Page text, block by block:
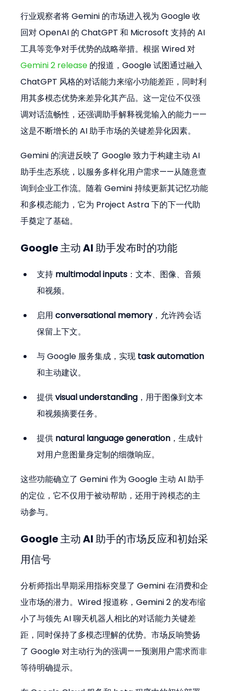
行业观察者将 Gemini 的市场进入视为 Google 收
回对 OpenAI 的 ChatGPT 和 Microsoft 支持的 AI
工具等竞争对手优势的战略举措。根据 Wired 对
Gemini 2 release 的报道，Google 试图通过融入
ChatGPT 风格的对话能力来缩小功能差距，同时利
用其多模态优势来差异化其产品。这一定位不仅强
调对话流畅性，还强调助手解释视觉输入的能力——
这是不断增长的 AI 助手市场的关键差异化因素。
Gemini 的演进反映了 Google 致力于构建主动 AI
助手生态系统，以服务多样化用户需求——从随意查
询到企业工作流。随着 Gemini 持续更新其记忆功能
和多模态能力，它为 Project Astra 下的下一代助
手奠定了基础。
Google 主动 AI 助手发布时的功能
支持 multimodal inputs ：文本、图像、音频
和视频。
启用 conversational memory，允许跨会话
保留上下文。
与 Google 服务集成，实现 task automation
和主动建议。
提供 visual understanding ，用于图像到文本
和视频摘要任务。
提供 natural language generation ，生成针
对用户意图量身定制的细微响应。
这些功能确立了 Gemini 作为 Google 主动 AI 助手
的定位，它不仅用于被动帮助，还用于跨模态的主
动参与。
Google 主动 AI 助手的市场反应和初始采
用信号
分析师指出早期采用指标突显了 Gemini 在消费和企
业市场的潜力。Wired 报道称，Gemini 2 的发布缩
小了与领先 AI 聊天机器人相比的对话能力关键差
距，同时保持了多模态理解的优势。市场反响赞扬
了 Google 对主动行为的强调——预测用户需求而非
等待明确提示。